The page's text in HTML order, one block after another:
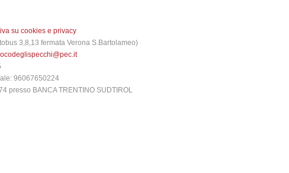
su cookies e privacy
3,8,13 fermata Verona S.Bartolameo)
96067650224
presso BANCA TRENTINO SUDTIROL